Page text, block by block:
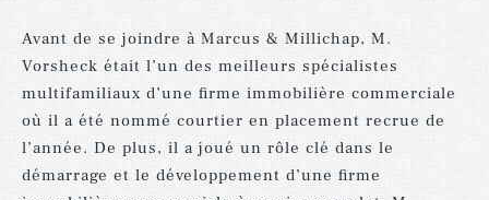
Avant de se joindre à Marcus & Millichap, M.
Vorsheck était l’un des meilleurs spécialistes
multifamiliaux d’une firme immobilière commerciale
où il a été nommé courtier en placement recrue de
l’année. De plus, il a joué un rôle clé dans le
démarrage et le développement d’une firme